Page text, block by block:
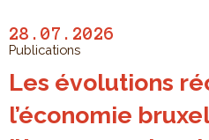
28.07.2026
Publications
Les évolutions
l’économie